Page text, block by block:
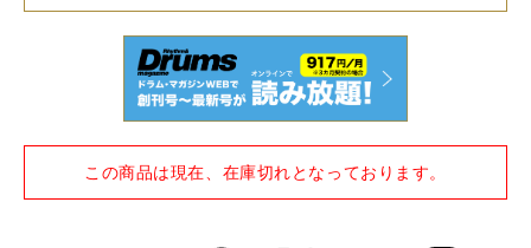
A4変形判 / 176ページ / CD付き
この商品は現在、在庫切れとなっております。